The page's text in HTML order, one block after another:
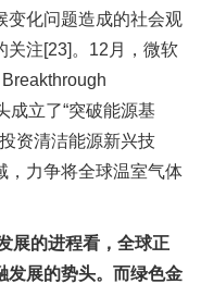
变化问题造成的社会观
关注[23]。12月，微软
成立了“突破能源基
资清洁能源新兴技
，力争将全球温室气体
展的进程看，全球正
发展的势头。而绿色金